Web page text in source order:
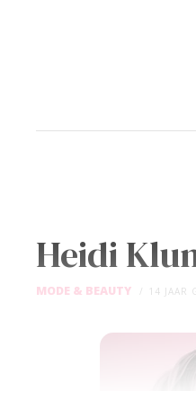
Heidi
MODE & BEAUTY 14 JAAR